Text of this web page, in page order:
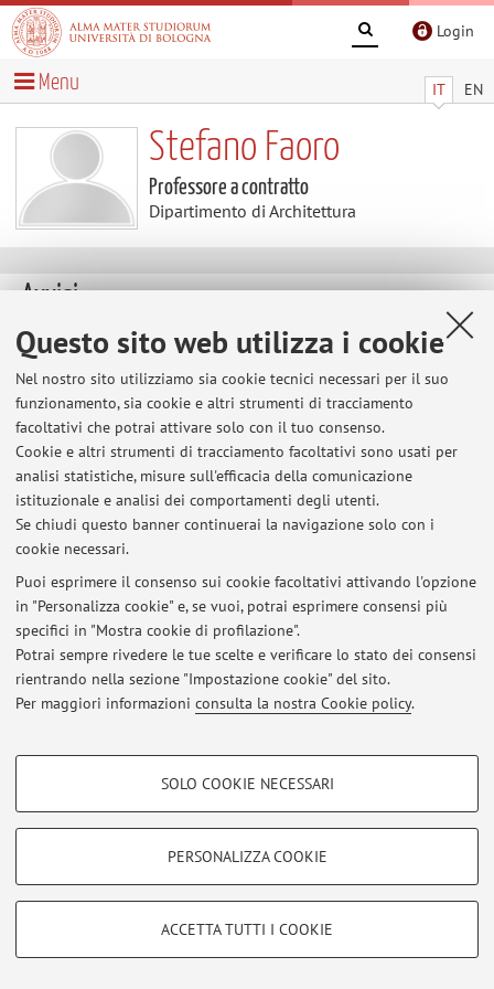
Questo sito web utilizza i cookie
Nel nostro sito utilizziamo sia cookie tecnici necessari per il suo
funzionamento, sia cookie e altri strumenti di tracciamento
facoltativi che potrai attivare solo con il tuo consenso.
Cookie e altri strumenti di tracciamento facoltativi sono usati per
analisi statistiche, misure sull'efficacia della comunicazione
istituzionale e analisi dei comportamenti degli utenti.
Se chiudi questo banner continuerai la navigazione solo con i
cookie necessari.
Puoi esprimere il consenso sui cookie facoltativi attivando l'opzione
in "Personalizza cookie" e, se vuoi, potrai esprimere consensi più
specifici in "Mostra cookie di profilazione".
Potrai sempre rivedere le tue scelte e verificare lo stato dei consensi
rientrando nella sezione "Impostazione cookie" del sito.
Per maggiori informazioni consulta la nostra Cookie policy.
COOKIE DI PROFILAZIONE - FACOLTATIVI
COOKIE TECNICI - NECESSARI
Si tratta di cookie tecnici utilizzati, a titolo esemplificativo, per il corretto
SOLO COOKIE NECESSARI
PERSONALIZZA COOKIE
ACCETTA TUTTI I COOKIE
Login
IT EN
Menu
Stefano Faoro
Professore a contratto
Dipartimento di Architettura
Avvisi
Al momento non sono presenti avvisi.
Area riservata
© 2026 - ALMA MATER STUDIORUM - Università di Bologna - Via
Privacy|Note legali|Impostazioni Cookie